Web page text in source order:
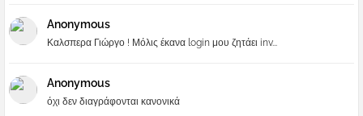
Anonymous
Καλσπερα Γιώργο ! Μόλις έκανα login μου ζητάει inv...
Anonymous
όχι δεν διαγράφονται κανονικά